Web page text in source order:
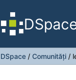
DSpace / Comunități /